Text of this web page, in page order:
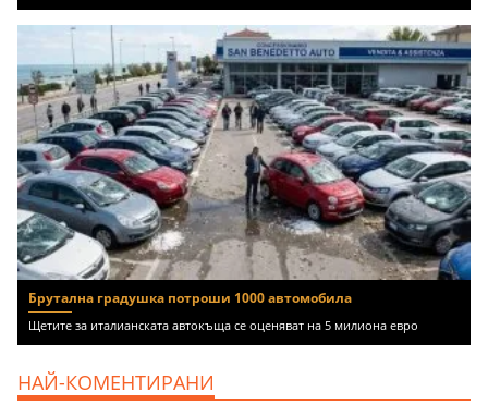
Брутална градушка потроши 1000 автомобила
Щетите за италианската автокъща се оценяват на 5 милиона евро
НАЙ-КОМЕНТИРАНИ